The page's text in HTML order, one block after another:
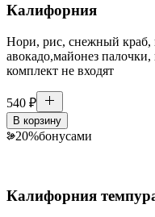
Калифорния
Нори, рис, снежный краб,
авокадо,майонез
комплект не входят
540 ₽
В корзину
20%бонусами
Калифорния